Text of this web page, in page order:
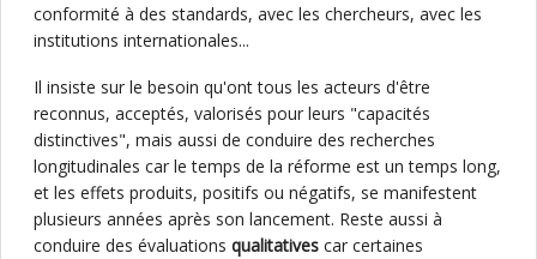
conformité à des standards, avec les chercheurs, avec les
institutions internationales...
Il insiste sur le besoin qu'ont tous les acteurs d'être
reconnus, acceptés, valorisés pour leurs "capacités
distinctives", mais aussi de conduire des recherches
longitudinales car le temps de la réforme est un temps long,
et les effets produits, positifs ou négatifs, se manifestent
plusieurs années après son lancement. Reste aussi à
conduire des évaluations qualitatives car certaines